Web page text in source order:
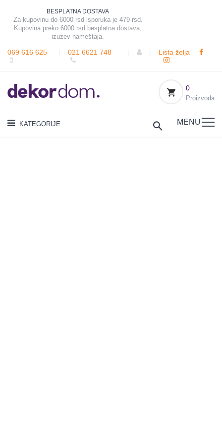
BESPLATNA DOSTAVA
Za kupovinu do 6000 rsd isporuka je 479 rsd.
Kupovina preko 6000 rsd besplatna dostava,
izuzev nameštaja.
069 616 625 021 6621 748 Lista želja
0
Proizvoda
KATEGORIJE MENU